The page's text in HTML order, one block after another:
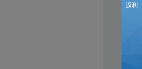
返利